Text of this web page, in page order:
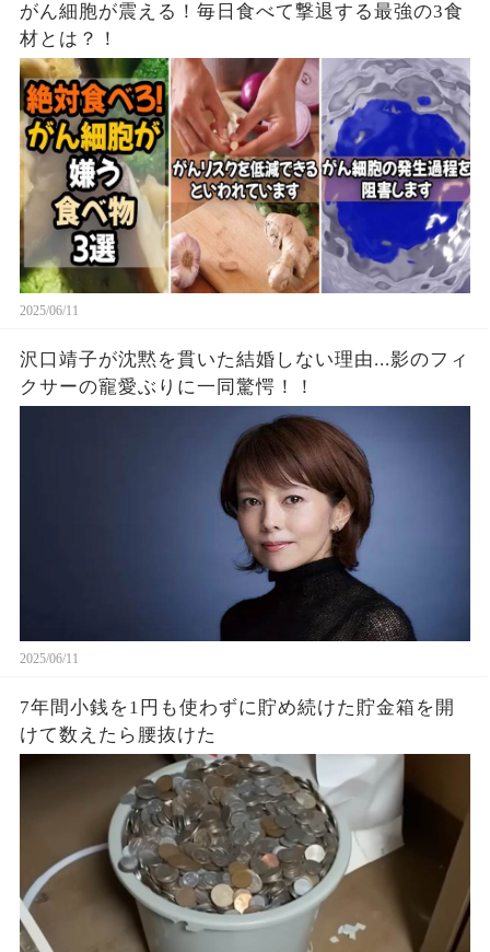
がん細胞が震える！毎日食べて撃退する最強の3食
材とは？！
2025/06/11
沢口靖子が沈黙を貫いた結婚しない理由...影のフィ
クサーの寵愛ぶりに一同驚愕！！
2025/06/11
7年間小銭を1円も使わずに貯め続けた貯金箱を開
けて数えたら腰抜けた